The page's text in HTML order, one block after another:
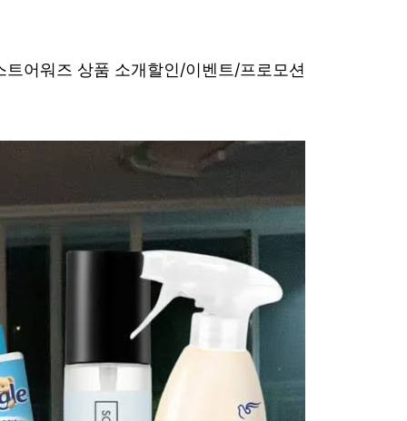
어워즈 상품 소개할인/이벤트/프로모션